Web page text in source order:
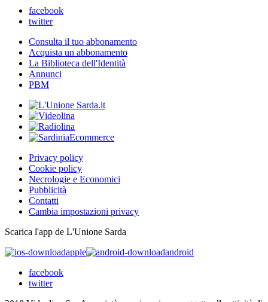
facebook
twitter
Consulta il tuo abbonamento
Acquista un abbonamento
La Biblioteca dell'Identità
Annunci
PBM
Privacy policy
Cookie policy
Necrologie e Economici
Pubblicità
Contatti
Cambia impostazioni privacy
Scarica l'app de L'Unione Sarda
apple
android
facebook
twitter